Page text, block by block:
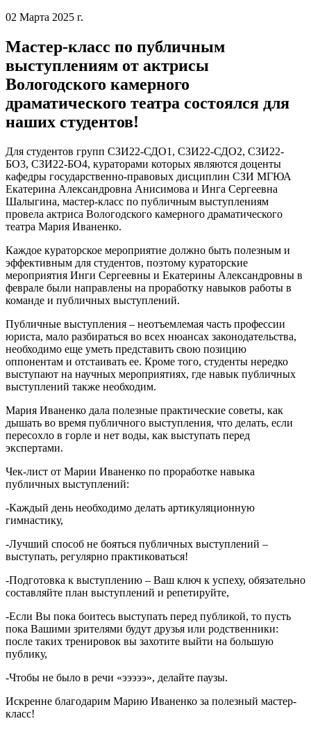
02 Марта 2025 г.
Мастер-класс по публичным
выступлениям от актрисы
Вологодского камерного
драматического театра состоялся для
наших студентов!
Для студентов групп СЗИ22-СДО1, СЗИ22-СДО2, СЗИ22-
БО3, СЗИ22-БО4, кураторами которых являются доценты
кафедры государственно-правовых дисциплин СЗИ МГЮА
Екатерина Александровна Анисимова и Инга Сергеевна
Шалыгина, мастер-класс по публичным выступлениям
провела актриса Вологодского камерного драматического
театра Мария Иваненко.
Каждое кураторское мероприятие должно быть полезным и
эффективным для студентов, поэтому кураторские
мероприятия Инги Сергеевны и Екатерины Александровны в
феврале были направлены на проработку навыков работы в
команде и публичных выступлений.
Публичные выступления – неотъемлемая часть профессии
юриста, мало разбираться во всех нюансах законодательства,
необходимо еще уметь представить свою позицию
оппонентам и отстаивать ее. Кроме того, студенты нередко
выступают на научных мероприятиях, где навык публичных
выступлений также необходим.
Мария Иваненко дала полезные практические советы, как
дышать во время публичного выступления, что делать, если
пересохло в горле и нет воды, как выступать перед
экспертами.
Чек-лист от Марии Иваненко по проработке навыка
публичных выступлений:
-Каждый день необходимо делать артикуляционную
гимнастику,
-Лучший способ не бояться публичных выступлений –
выступать, регулярно практиковаться!
-Подготовка к выступлению – Ваш ключ к успеху, обязательно
составляйте план выступлений и репетируйте,
-Если Вы пока боитесь выступать перед публикой, то пусть
пока Вашими зрителями будут друзья или родственники:
после таких тренировок вы захотите выйти на большую
публику,
-Чтобы не было в речи «эээээ», делайте паузы.
Искренне благодарим Марию Иваненко за полезный мастер-
класс!